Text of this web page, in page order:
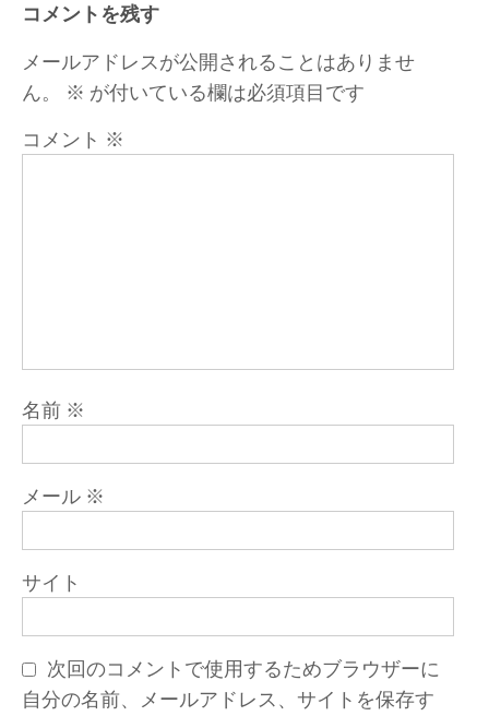
ー
シ
ョ
コメントを残す
メールアドレスが公開されることはありませ
ん。
※ が付いている欄は必須項目です
コメント ※
名前 ※
メール ※
サイト
次回のコメントで使用するためブラウザーに
自分の名前、メールアドレス、サイトを保存す